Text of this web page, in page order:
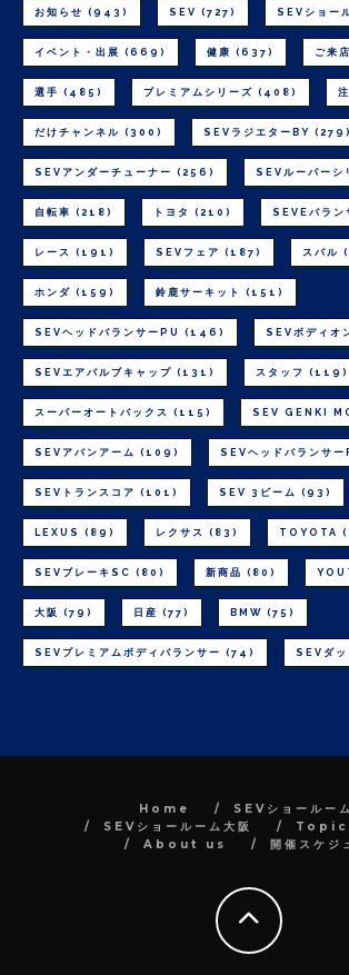
お知らせ (943) SEV (727) SEVショー
イベント・出展 (669) 健康 (637) ご来店
選手 (485) プレミアムシリーズ (408)
だけチャンネル (300) SEVラジエターBY (279)
SEVアンダーチューナー (256) SEVルーパーシ
自転車 (218) トヨタ (210) SEVEバラン
レース (191) SEVフェア (187) スバル
ホンダ (159) 鈴鹿サーキット (151)
SEVヘッドバランサーPU (146) SEVボディオ
SEVエアバルブキャップ (131) スタッフ (119)
スーパーオートバックス (115) SEV GENKI
SEVアバンアーム (109) SEVヘッドバランサー
SEVトランスコア (101) SEV 3ビーム (93)
LEXUS (89) レクサス (83) TOYOTA
SEVブレーキSC (80) 新商品 (80)
大阪 (79) 日産 (77) BMW (75)
SEVプレミアムボディバランサー (74) SEVダ
Home
SEVショールー
SEVショールーム大阪
About us
開催スケジ